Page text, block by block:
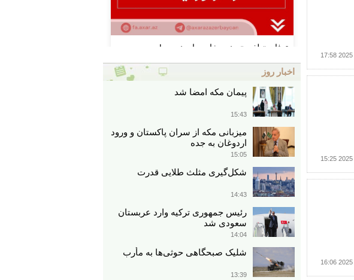
اخبار روز
پیمان مکه امضا شد
15:43
میزبانی مکه از سران پاکستان و ورود
اردوغان به جده
15:05
شکل‌گیری مثلث طلایی قدرت
14:43
رئیس جمهوری ترکیه وارد عربستان
سعودی شد
14:04
شلیک صبحگاهی حوثی‌ها به مأرب
13:39